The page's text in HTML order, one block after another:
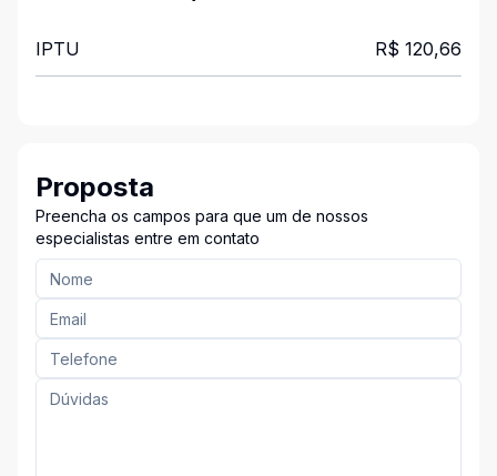
IPTU R$ 120,66
Proposta
Preencha os campos para que um de nossos
especialistas entre em contato